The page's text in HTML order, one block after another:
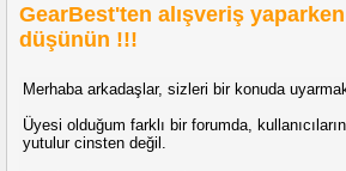
http://urun.gittigidiyor.com/yapi-market-tamirat/
temizlik-kovasi-255095220?urvid=66488298
GearBest'ten alışveriş
düşünün !!!
Merhaba arkadaşlar, sizleri bir konuda
Üyesi olduğum farklı bir forumda,
yutulur cinsten değil.